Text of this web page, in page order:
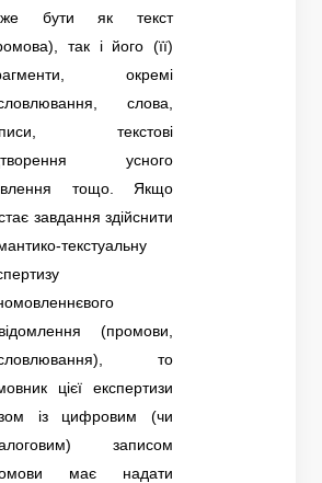
бути як текст
так і його (її)
окремі
слова,
текстові
усного
тощо. Якщо
завдання здійснити
текстуальну
(промови,
то
цієї експертизи
із цифровим (чи
записом
має надати